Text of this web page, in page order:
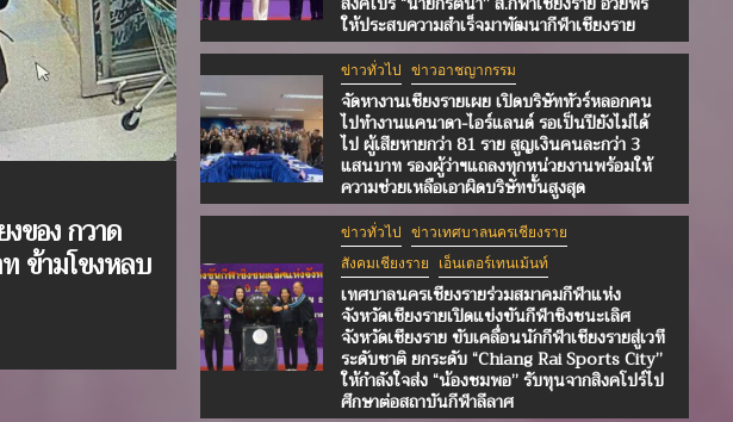
ของ กวาด
ข้ามโขงหลบ
สังคมเชียงราย เอ็นเตอร์เทนเม้นท์
ชื่นชม “น้องชมพอ” นักกีฬาเชียร์เยาวชนเชียงราย
เยี่ยมหลายรางวัล คว้าทุนศึกษา Diploma in
วิชาชีพการเต้นจากรัฐบาลสิงคโปร์ “นายกรัตนา” ส
เชียงราย อวยพรให้ประสบความสำเร็จมาพัฒนากีฬ
เชียงราย
แอดมิน
ให้ประสบความสำเร็จมาพัฒนากีฬาเชียงราย
ข่าวทั่วไป ข่าวอาชญากรรม
จัดหางานเชียงรายเผย เปิดบริษัททัวร์หลอกคน
ไปทำงานแคนาดา-ไอร์แลนด์ รอเป็นปียังไม่ได้
ไป ผู้เสียหายกว่า 81 ราย สูญเงินคนละกว่า 3
แสนบาท รองผู้ว่าฯแถลงทุกหน่วยงานพร้อมให้
ความช่วยเหลือเอาผิดบริษัทขั้นสูงสุด
ข่าวทั่วไป ข่าวเทศบาลนครเชียงราย
สังคมเชียงราย เอ็นเตอร์เทนเม้นท์
เทศบาลนครเชียงรายร่วมสมาคมกีฬาแห่ง
จังหวัดเชียงรายเปิดแข่งขันกีฬาชิงชนะเลิศ
จังหวัดเชียงราย ขับเคลื่อนนักกีฬาเชียงรายสู่เวที
ระดับชาติ ยกระดับ “Chiang Rai Sports City”
ให้กำลังใจส่ง “น้องชมพอ” รับทุนจากสิงคโปร์ไป
ศึกษาต่อสถาบันกีฬาลีลาศ